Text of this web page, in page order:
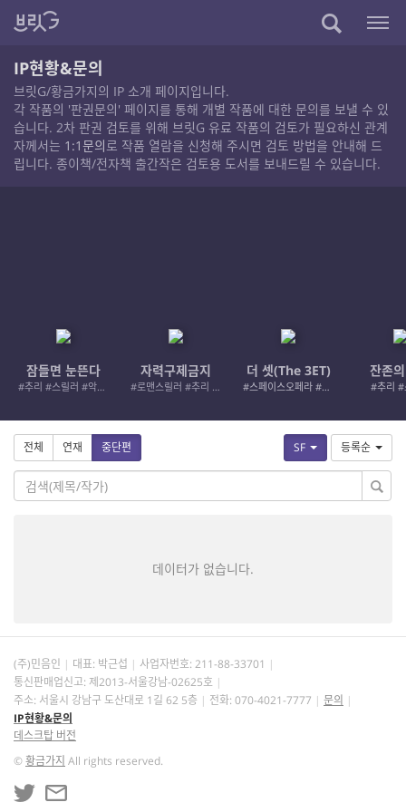
IP현황&문의
브릿G/황금가지의 IP 소개 페이지입니다.
각 작품의 '판권문의' 페이지를 통해 개별 작품에 대한 문의를 보낼 수 있
습니다. 2차 판권 검토를 위해 브릿G 유료 작품의 검토가 필요하신 관계
자께서는 1:1문의로 작품 열람을 신청해 주시면 검토 방법을 안내해 드
립니다. 종이책/전자책 출간작은 검토용 도서를 보내드릴 수 있습니다.
잠들면 눈뜬다
#추리 #스릴러 #악인 #로드레이지
자력구제금지
#로맨스릴러 #추리 #여성서사 #사적제재
더 셋(The 3ET)
#스페이스오페라 #우주활극
잔존
#추리 #
SF 등록순
전체 연재 중단편
데이터가 없습니다.
(주)민음인 대표: 박근섭 사업자번호: 211-88-33701
통신판매업신고: 제2013-서울강남-02625호
주소: 서울시 강남구 도산대로 1길 62 5층
전화: 070-4021-7777
문의
IP현황&문의
데스크탑 버전
©황금가지 All rights reserved.